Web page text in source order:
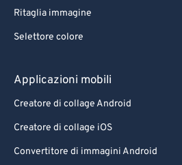
Ritaglia immagine
Selettore colore
Applicazioni mobili
Creatore di collage Android
Creatore di collage iOS
Convertitore di immagini Android